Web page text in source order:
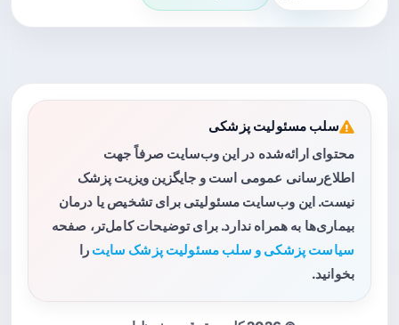
سلب مسئولیت پزشکی
محتوای ارائه‌شده در این وب‌سایت صرفاً جهت
اطلاع‌رسانی عمومی است و جایگزین ویزیت پزشک
نیست. این وب‌سایت مسئولیتی برای تشخیص یا درمان
بیماری‌ها به همراه ندارد. برای توضیحات کامل‌تر، صفحه
سیاست پزشکی و سلب مسئولیت پزشک سایت را
بخوانید.